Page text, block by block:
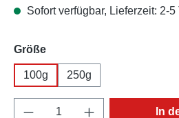
Sofort verfügbar, Lieferzeit: 2-5
Größeauswählen
100g 250g
Produkt Anzahl: Gib In